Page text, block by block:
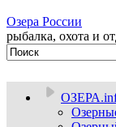
Озера России
рыбалка, охота и